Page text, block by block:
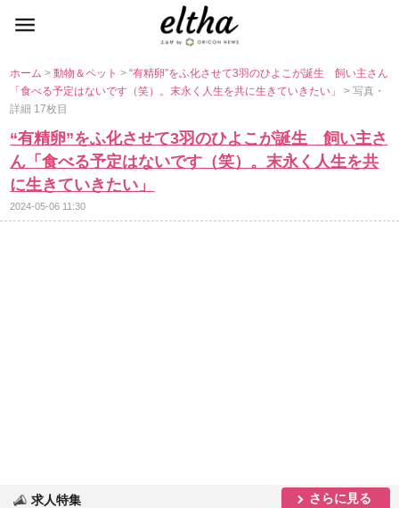
ホーム>動物＆ペット>“有精卵”をふ化させて3羽のひよこが誕生 飼い主さん
「食べる予定はないです（笑）。末永く人生を共に生きていきたい」> 写真・
詳細 17枚目
“有精卵”をふ化させて3羽のひよこが誕生 飼い主さ
ん「食べる予定はないです（笑）。末永く人生を共
に生きていきたい」
2024-05-06 11:30
求人特集 さらに見る